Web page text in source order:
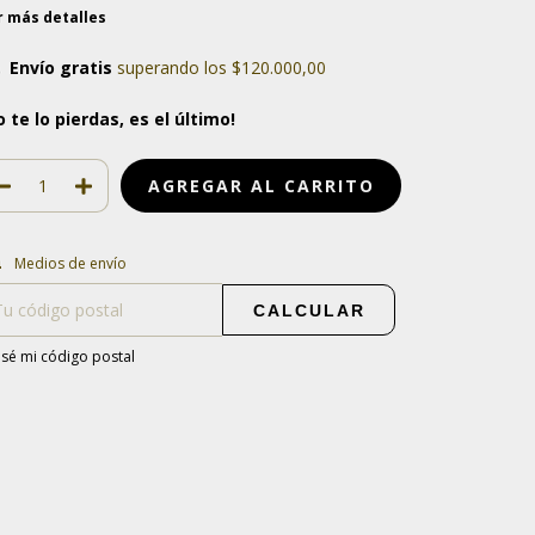
más detalles
Envío gratis superando los $120.000,00
te lo pierdas, es el último!
para el CP:
Medios de envío
CALCULAR
mi código postal